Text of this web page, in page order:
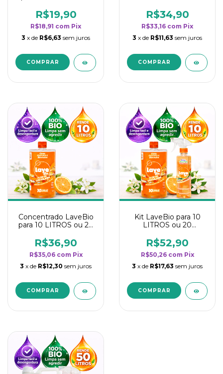
rendimento da
categoria - Flor de
Laranjeira
R$19,90
R$18,91 com Pix
3 x de R$6,63 sem juros
rendimento da
categoria - Flor de
Laranjeira
R$34,90
R$33,16 com Pix
3 x de R$11,63 sem juros
Concentrado LaveBio
para 10 LITROS ou 20
rendimento da
categoria - Flor de
Laranjeira
R$36,90
R$35,06 com Pix
3 x de R$12,30 sem juros
Kit LaveBio para 10
LITROS ou 20
rendimento da
categoria - Flor de
Laranjeira
R$52,90
R$50,26 com Pix
3 x de R$17,63 sem juros